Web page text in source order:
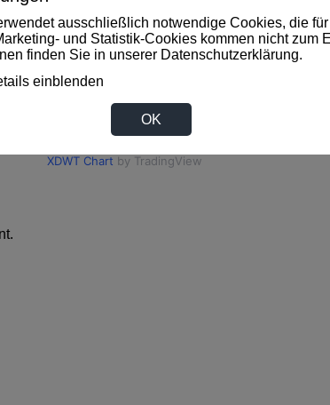
ausschließlich notwendige Cookies, die
und Statistik-Cookies kommen nicht zum
finden Sie in unserer Datenschutzerklärung.
einblenden
OK